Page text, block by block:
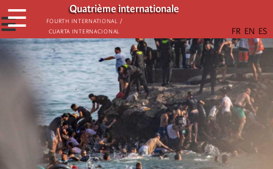
Aller
au
contenu
principal
Quatrième internationale
Fourth International /
Cuarta Internacional
☰
☰